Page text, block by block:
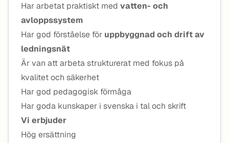
Har arbetat praktiskt med vatten- och
avloppssystem
Har god förståelse för uppbyggnad och drift av
ledningsnät
Är van att arbeta strukturerat med fokus på
kvalitet och säkerhet
Har god pedagogisk förmåga
Har goda kunskaper i svenska i tal och skrift
Vi erbjuder
Hög ersättning